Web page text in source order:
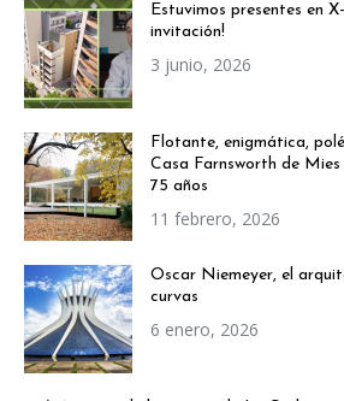
Estuvimos presentes en
invitación!
3 junio, 2026
Flotante, enigmática,
Casa Farnsworth de
75 años
11 febrero, 2026
Oscar Niemeyer, el
curvas
6 enero, 2026